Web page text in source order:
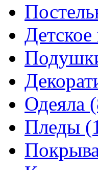
Одеяла
Пледы